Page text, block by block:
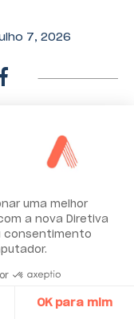
7, 2026
educativos,
uma melhor
a nova Diretiva
consentimento
OK para mim